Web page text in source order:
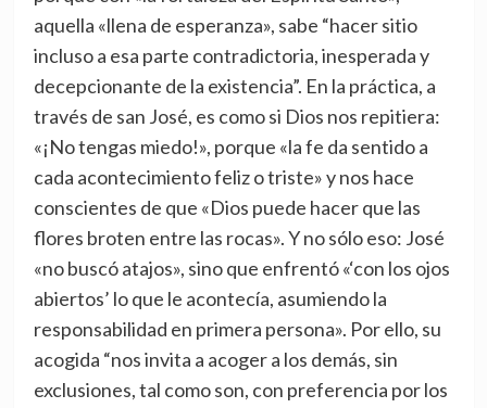
aquella «llena de esperanza», sabe “hacer sitio
incluso a esa parte contradictoria, inesperada y
decepcionante de la existencia”. En la práctica, a
través de san José, es como si Dios nos repitiera:
«¡No tengas miedo!», porque «la fe da sentido a
cada acontecimiento feliz o triste» y nos hace
conscientes de que «Dios puede hacer que las
flores broten entre las rocas». Y no sólo eso: José
«no buscó atajos», sino que enfrentó «‘con los ojos
abiertos’ lo que le acontecía, asumiendo la
responsabilidad en primera persona». Por ello, su
acogida “nos invita a acoger a los demás, sin
exclusiones, tal como son, con preferencia por los